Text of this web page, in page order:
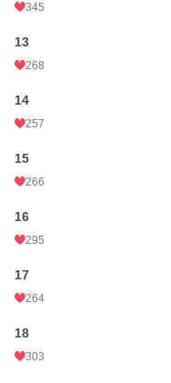
345
13
268
14
257
15
266
16
295
17
264
18
303